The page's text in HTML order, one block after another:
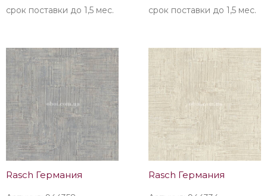
срок поставки до 1,5 мес.
срок поставки до 1,5 мес.
Rasch Германия Rasch Германия